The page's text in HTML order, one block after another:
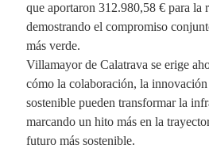
que aportaron 312.980,58 € para la
demostrando el compromiso
más verde.
Villamayor de Calatrava se erige
cómo la colaboración, la
sostenible pueden transformar la
marcando un hito más en la
futuro más sostenible.